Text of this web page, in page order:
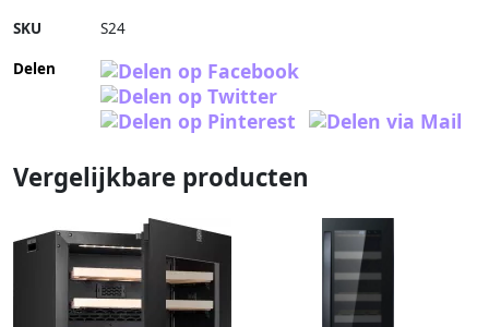
SKU S24
Delen
Vergelijkbare producten